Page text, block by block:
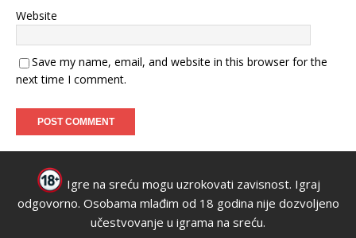
Website
Save my name, email, and website in this browser for the
next time I comment.
Igre na sreću mogu uzrokovati zavisnost. Igraj
odgovorno. Osobama mlađim od 18 godina nije dozvoljeno
učestvovanje u igrama na sreću.